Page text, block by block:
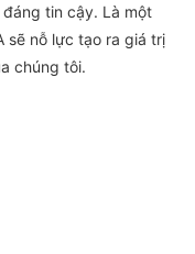
tin cậy. Là một
sẽ nỗ lực tạo ra giá trị
chúng tôi.